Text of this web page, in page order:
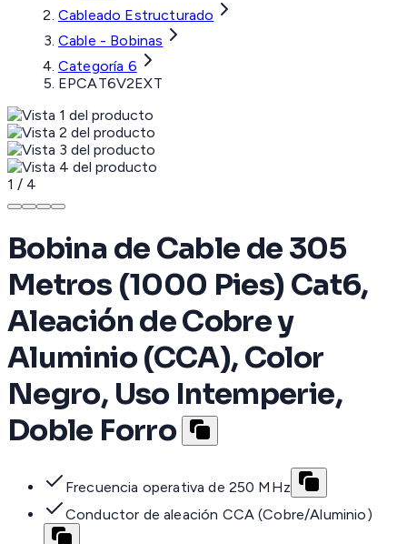
Cableado Estructurado
Cable - Bobinas
Categoría 6
EPCAT6V2EXT
1 / 4
Bobina de Cable de 305
Metros (1000 Pies) Cat6,
Aleación de Cobre y
Aluminio (CCA), Color
Negro, Uso Intemperie,
Doble Forro
Frecuencia operativa de 250 MHz
Conductor de aleación CCA (Cobre/Aluminio)